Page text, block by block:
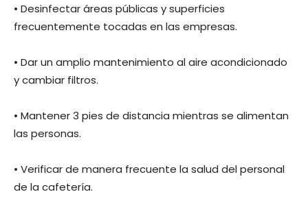
• Desinfectar áreas públicas y superficies
frecuentemente tocadas en las empresas.
• Dar un amplio mantenimiento al aire acondicionado
y cambiar filtros.
• Mantener 3 pies de distancia mientras se alimentan
las personas.
• Verificar de manera frecuente la salud del personal
de la cafetería.